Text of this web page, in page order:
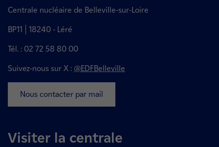
Centrale nucléaire de Belleville-sur-Loire
BP11 | 18240 - Léré
Tél. : 02 72 58 80 00
Suivez-nous sur X : @EDFBelleville
Nous contacter par mail
Visiter la centrale